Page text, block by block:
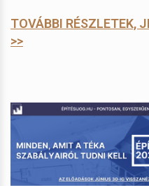
TOVÁBBI RÉSZLETEK,
>>